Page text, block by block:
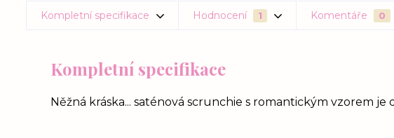
Kompletní specifikace Hodnocení 1 Komentáře 0
Kompletní specifikace
Něžná kráska... saténová scrunchie s romantickým vzorem